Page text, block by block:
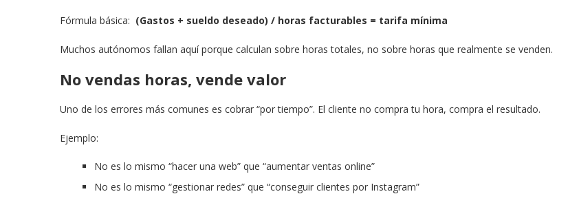
Fórmula básica: (Gastos + sueldo deseado) / horas facturables = tarifa mínima
Muchos autónomos fallan aquí porque calculan sobre horas totales, no sobre horas que realmente se venden.
No vendas horas, vende valor
Uno de los errores más comunes es cobrar “por tiempo”. El cliente no compra tu hora, compra el resultado.
Ejemplo:
No es lo mismo “hacer una web” que “aumentar ventas online”
No es lo mismo “gestionar redes” que “conseguir clientes por Instagram”